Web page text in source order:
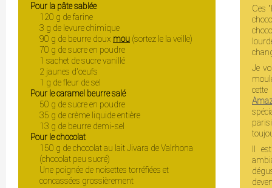
Pour la pâte sablée
120 g de farine
3 g de levure chimique
90 g de beurre doux mou (sortez le la veille)
70 g de sucre en poudre
1 sachet de sucre vanillé
2 jaunes d'oeufs
1 g de fleur de sel
Pour le caramel beurre salé
50 g de sucre en poudre
35 g de crème liquide entière
13 g de beurre demi-sel
Pour le chocolat
150 g de chocolat au lait Jivara de Valrhona
(chocolat peu sucré)
Une poignée de noisettes torréfiées et
concassées grossièrement
Ces
Je
Il